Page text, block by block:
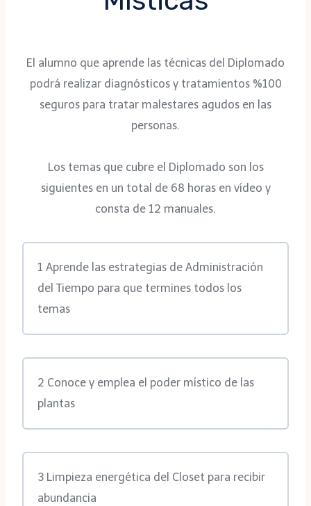
El alumno que aprende las técnicas del Diplomado
podrá realizar diagnósticos y tratamientos %100
seguros para tratar malestares agudos en las
personas.
Los temas que cubre el Diplomado son los
siguientes en un total de 68 horas en vídeo y
consta de 12 manuales.
1 Aprende las estrategias de Administración
del Tiempo para que termines todos los
temas
2 Conoce y emplea el poder místico de las
plantas
3 Limpieza energética del Closet para recibir
abundancia